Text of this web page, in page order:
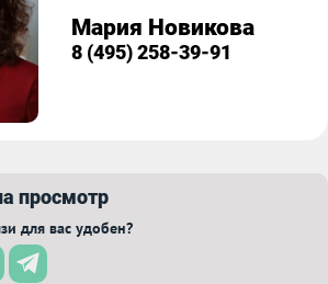
Мария Новикова
8 (495) 258-39-91
просмотр
для вас удобен?